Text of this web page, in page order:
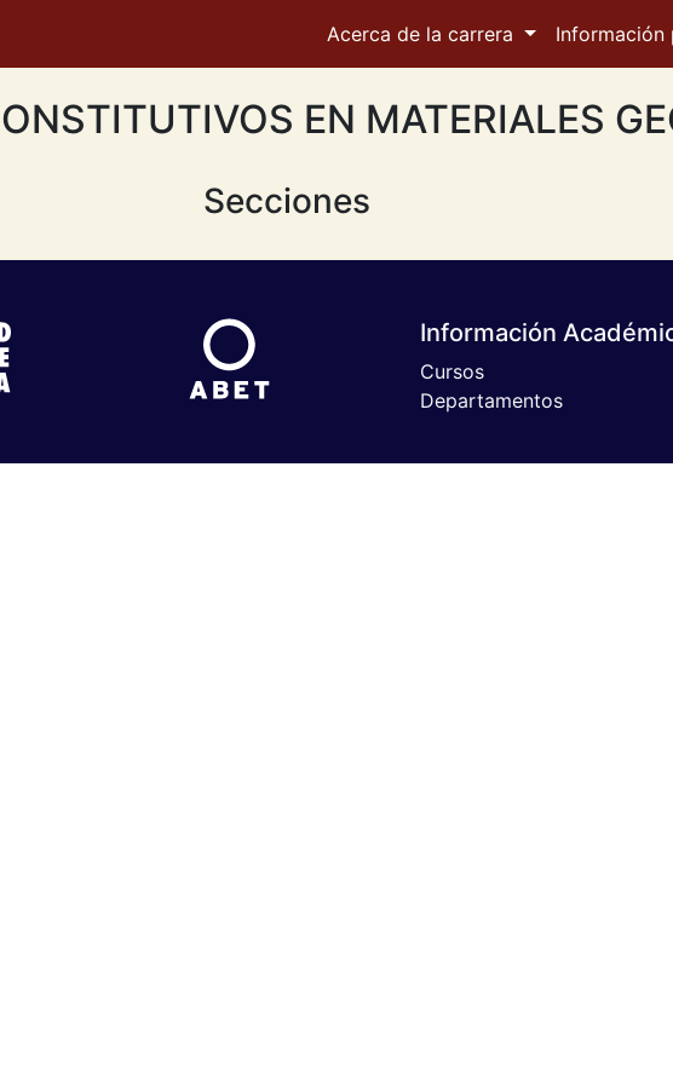
Acerca de la carrera Información
EN MATERIALES
Secciones
Información
Cursos
Departamentos